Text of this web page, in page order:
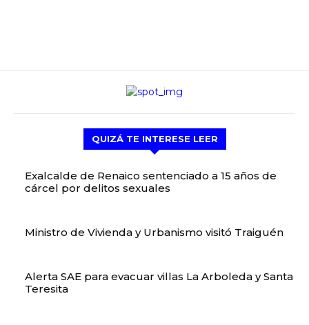
QUIZÁ TE INTERESE LEER
Exalcalde de Renaico sentenciado a 15 años de
cárcel por delitos sexuales
Ministro de Vivienda y Urbanismo visitó Traiguén
Alerta SAE para evacuar villas La Arboleda y Santa
Teresita